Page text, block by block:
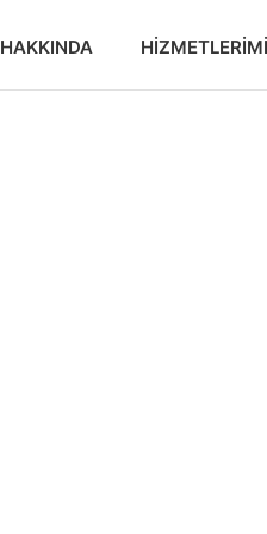
HAKKINDA